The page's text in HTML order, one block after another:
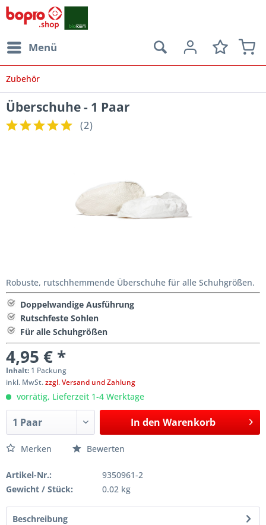
Menü
Zubehör
Überschuhe - 1 Paar
(2)
Robuste, rutschhemmende Überschuhe für alle Schuhgrößen.
Doppelwandige Ausführung
Rutschfeste Sohlen
Für alle Schuhgrößen
4,95 € *
Inhalt: 1 Packung
inkl. MwSt.zzgl. Versand und Zahlung
vorrätig, Lieferzeit 1-4 Werktage
In den Warenkorb
Merken Bewerten
Artikel-Nr.:
9350961-2
Gewicht / Stück:
0.02 kg
Beschreibung